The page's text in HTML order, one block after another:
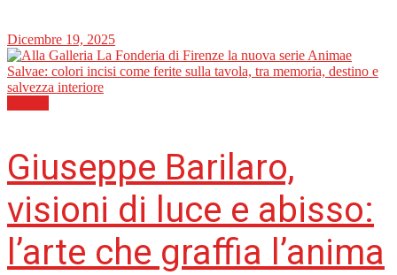
Dicembre 19, 2025
Giuseppe Barilaro,
visioni di luce e abisso:
l’arte che graffia l’anima